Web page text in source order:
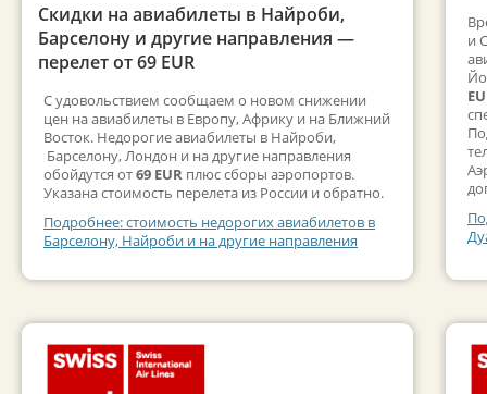
Скидки на авиабилеты в Найроби,
Барселону и другие направления —
перелет от 69 EUR
С удовольствием сообщаем о новом снижении
цен на авиабилеты в Европу, Африку и на Ближний
Восток. Недорогие авиабилеты в Найроби,
Барселону, Лондон и на другие направления
обойдутся от69 EUR плюс сборы аэропортов.
Указана стоимость перелета из России и обратно.
Подробнее: стоимость недорогих авиабилетов в
Барселону, Найроби и на другие направления
и